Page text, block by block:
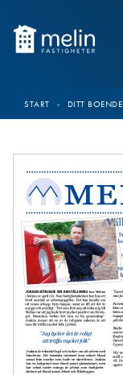
START › DITT BOENDE